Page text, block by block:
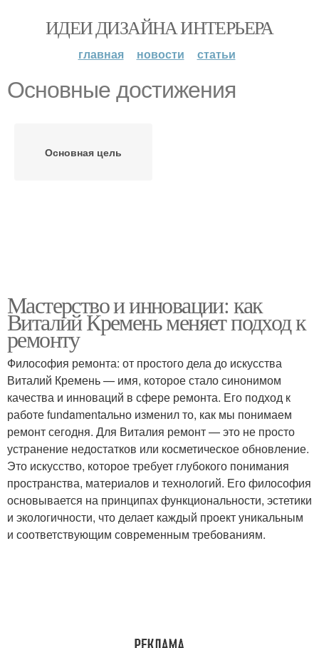
ИДЕИ ДИЗАЙНА ИНТЕРЬЕРА
главная новости статьи
Основные достижения
Основная цель
Мастерство и инновации: как
Виталий Кремень меняет подход к
ремонту
Философия ремонта: от простого дела до искусства
Виталий Кремень — имя, которое стало синонимом
качества и инноваций в сфере ремонта. Его подход к
работе fundamentально изменил то, как мы понимаем
ремонт сегодня. Для Виталия ремонт — это не просто
устранение недостатков или косметическое обновление.
Это искусство, которое требует глубокого понимания
пространства, материалов и технологий. Его философия
основывается на принципах функциональности, эстетики
и экологичности, что делает каждый проект уникальным
и соответствующим современным требованиям.